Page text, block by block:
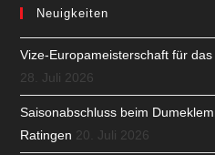
Neuigkeiten
Vize-Europameisterschaft für
28. Juli 2026
Saisonabschluss beim
Ratingen 20. Juli 2026